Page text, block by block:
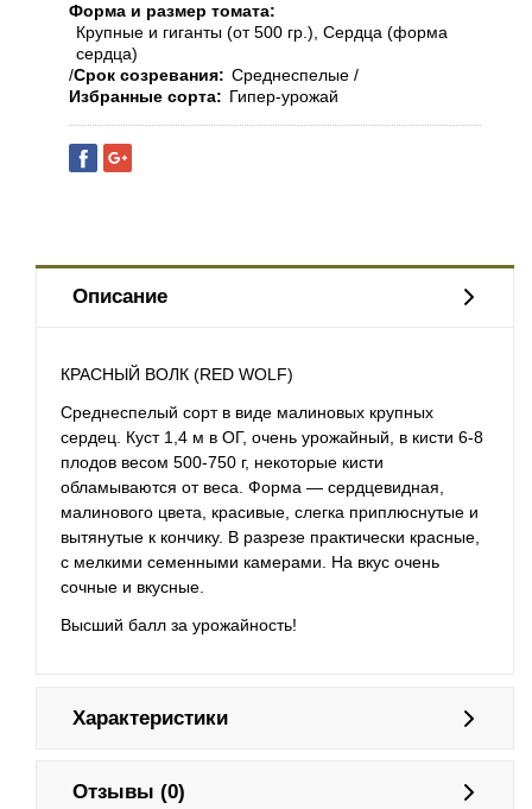
Форма и размер томата
Крупные и гиганты (от 500 гр.), Сердца (форма
сердца)
Срок созревания
Среднеспелые
Избранные сорта
Гипер-урожай
Описание
КРАСНЫЙ ВОЛК (RED WOLF)
Среднеспелый сорт в виде малиновых крупных
сердец. Куст 1,4 м в ОГ, очень урожайный, в кисти 6-8
плодов весом 500-750 г, некоторые кисти
обламываются от веса. Форма — сердцевидная,
малинового цвета, красивые, слегка приплюснутые и
вытянутые к кончику. В разрезе практически красные,
с мелкими семенными камерами. На вкус очень
сочные и вкусные.
Высший балл за урожайность!
Характеристики
Отзывы (0)